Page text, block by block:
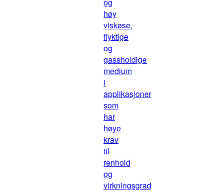
høy
viskøse,
flyktige
og
gassholdige
medium
i
applikasjoner
som
har
høye
krav
til
renhold
og
virkningsgrad